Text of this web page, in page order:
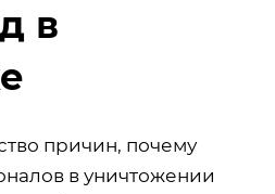
в
причин, почему
в уничтожении